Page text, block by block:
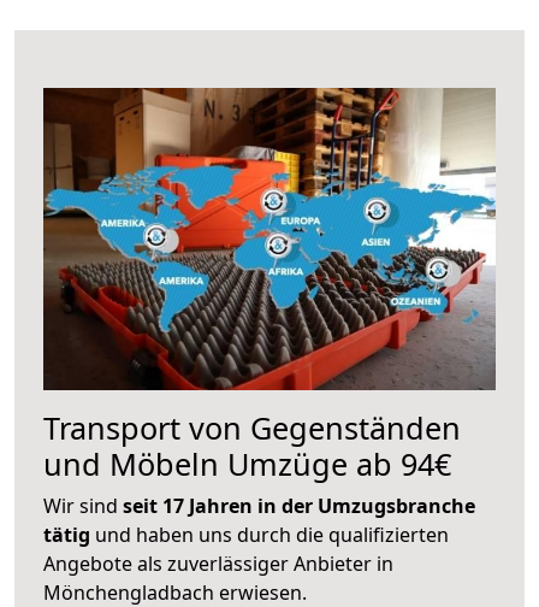
Transport von Gegenständen
und Möbeln Umzüge ab 94€
Wir sind seit 17 Jahren in der Umzugsbranche
tätig und haben uns durch die qualifizierten
Angebote als zuverlässiger Anbieter in
Mönchengladbach erwiesen.